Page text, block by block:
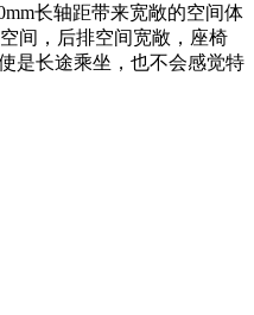
长轴距带来宽敞的空间体
间，后排空间宽敞，座椅
是长途乘坐，也不会感觉特